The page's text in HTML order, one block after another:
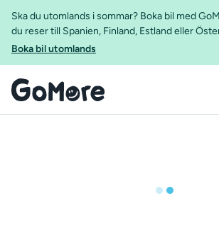
Ska du utomlands i sommar? Boka bil med
du reser till Spanien, Finland, Estland eller
Boka bil utomlands